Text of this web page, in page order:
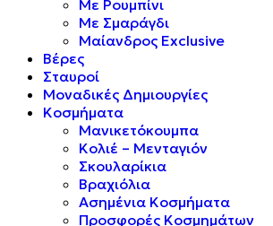
Με Ρουμπίνι
Με Σμαράγδι
Μαίανδρος Exclusive
Βέρες
Σταυροί
Μοναδικές Δημιουργίες
Κοσμήματα
Μανικετόκουμπα
Κολιέ – Μενταγιόν
Σκουλαρίκια
Βραχιόλια
Ασημένια Κοσμήματα
Προσφορές Κοσμημάτων